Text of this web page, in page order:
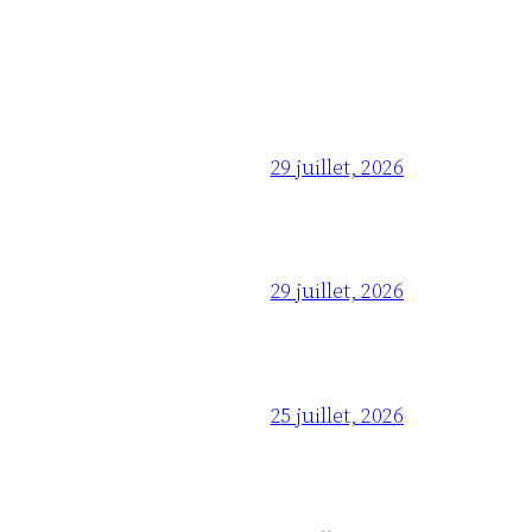
29 juillet, 2026
29 juillet, 2026
25 juillet, 2026